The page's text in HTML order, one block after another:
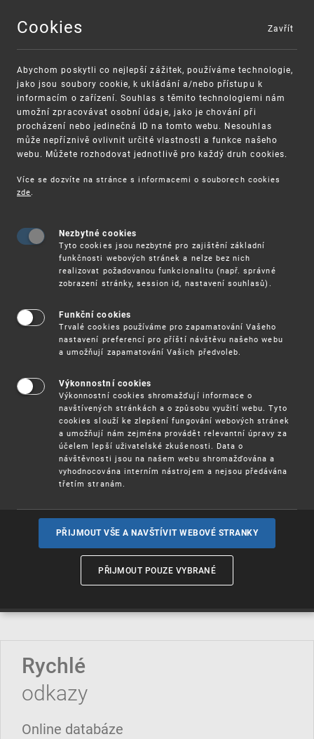
MENU
VAROVÁNÍ
Finanční podpora
Vynálezy / Patenty
Užitnévzory
Ochrannéznámky
Označení původua zeměpisná
Rychlé
odkazy
Online databáze
Cookies
Abychom poskytli co nejlepší zážitek, používáme technologie,
jako jsou soubory cookie, k ukládání a/nebo přístupu k
informacím o zařízení. Souhlas s těmito technologiemi nám
umožní zpracovávat osobní údaje, jako je chování při
procházení nebo jedinečná ID na tomto webu. Nesouhlas
může nepříznivě ovlivnit určité vlastnosti a funkce našeho
webu. Můžete rozhodovat jednotlivě pro každý druh cookies.
Více se dozvíte na stránce s informacemi o souborech cookies
zde.
Nezbytné cookies
Tyto cookies jsou nezbytné pro zajištění základní
funkčnosti webových stránek a nelze bez nich
realizovat požadovanou funkcionalitu (např. správné
zobrazení stránky, session id, nastavení souhlasů).
Funkční cookies
Trvalé cookies používáme pro zapamatování Vašeho
nastavení preferencí pro příští návštěvu našeho webu
a umožňují zapamatování Vašich předvoleb.
Výkonnostní cookies
Výkonnostní cookies shromažďují informace o
navštívených stránkách a o způsobu využití webu. Tyto
cookies slouží ke zlepšení fungování webových stránek
a umožňují nám zejména provádět relevantní úpravy za
účelem lepší uživatelské zkušenosti. Data o
návštěvnosti jsou na našem webu shromažďována a
vyhodnocována interním nástrojem a nejsou předávána
třetím stranám.
PŘIJMOUT VŠE A NAVŠTÍVIT WEBOVÉ STRANKY
PŘIJMOUT POUZE VYBRANÉ
Zavřít